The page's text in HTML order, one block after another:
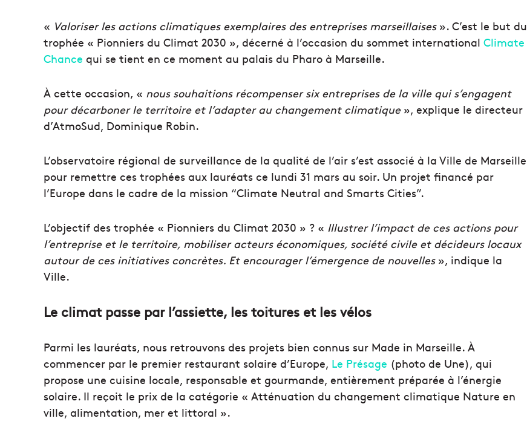
« Valoriser les actions climatiques exemplaires des entreprises marseillaises». C’est le but du
trophée « Pionniers du Climat 2030 », décerné à l’occasion du sommet international Climate
Chance qui se tient en ce moment au palais du Pharo à Marseille.
À cette occasion, « nous souhaitions récompenser six entreprises de la ville qui s’engagent
pour décarboner le territoire et l’adapter au changement climatique», explique le directeur
d’AtmoSud, Dominique Robin.
L’observatoire régional de surveillance de la qualité de l’air s’est associé à la Ville de Marseille
pour remettre ces trophées aux lauréats ce lundi 31 mars au soir. Un projet financé par
l’Europe dans le cadre de la mission “Climate Neutral and Smarts Cities”.
L’objectif des trophée « Pionniers du Climat 2030 » ? « Illustrer l’impact de ces actions pour
l’entreprise et le territoire, mobiliser acteurs économiques, société civile et décideurs locaux
autour de ces initiatives concrètes. Et encourager l’émergence de nouvelles», indique la
Ville.
Le climat passe par l’assiette, les toitures et les vélos
Parmi les lauréats, nous retrouvons des projets bien connus sur Made in Marseille. À
commencer par le premier restaurant solaire d’Europe, Le Présage (photo de Une), qui
propose une cuisine locale, responsable et gourmande, entièrement préparée à l’énergie
solaire. Il reçoit le prix de la catégorie « Atténuation du changement climatique Nature en
ville, alimentation, mer et littoral ».